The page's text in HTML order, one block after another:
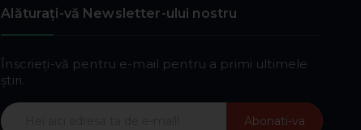
Alăturați-vă Newsletter-ului nostru
Înscrieți-vă pentru e-mail pentru a primi ultimele
știri.
Abonati-va